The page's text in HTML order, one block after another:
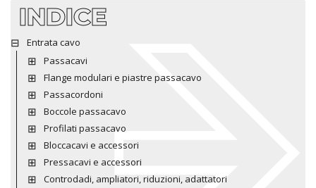
INDICE
Entrata cavo
Passacavi
Flange modulari e piastre passacavo
Passacordoni
Boccole passacavo
Profilati passacavo
Bloccacavi e accessori
Pressacavi e accessori
Controdadi, ampliatori, riduzioni, adattatori